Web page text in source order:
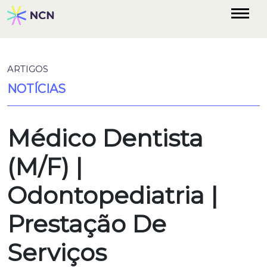
ARTIGOS
NOTÍCIAS
Médico Dentista
(M/F) |
Odontopediatria |
Prestação De
Serviços